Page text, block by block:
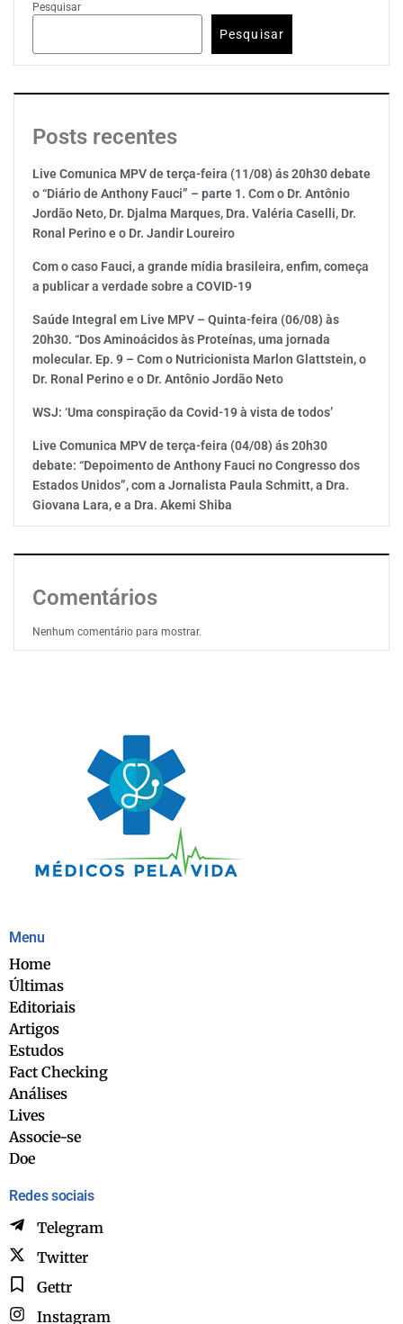
Pesquisar
Pesquisar
Posts recentes
Live Comunica MPV de terça-feira (11/08) ás 20h30 debate
o “Diário de Anthony Fauci” – parte 1. Com o Dr. Antônio
Jordão Neto, Dr. Djalma Marques, Dra. Valéria Caselli, Dr.
Ronal Perino e o Dr. Jandir Loureiro
Com o caso Fauci, a grande mídia brasileira, enfim, começa
a publicar a verdade sobre a COVID-19
Saúde Integral em Live MPV – Quinta-feira (06/08) às
20h30. “Dos Aminoácidos às Proteínas, uma jornada
molecular. Ep. 9 – Com o Nutricionista Marlon Glattstein, o
Dr. Ronal Perino e o Dr. Antônio Jordão Neto
WSJ: ‘Uma conspiração da Covid-19 à vista de todos’
Live Comunica MPV de terça-feira (04/08) ás 20h30
debate: “Depoimento de Anthony Fauci no Congresso dos
Estados Unidos”, com a Jornalista Paula Schmitt, a Dra.
Giovana Lara, e a Dra. Akemi Shiba
Comentários
Nenhum comentário para mostrar.
Menu
Home
Últimas
Editoriais
Artigos
Estudos
Fact Checking
Análises
Lives
Associe-se
Doe
Redes sociais
Telegram
Twitter
Gettr
Instagram